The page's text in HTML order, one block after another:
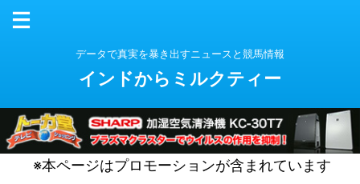
データで真実を暴き出すニュースと競馬情報
インドからミルクティー
※本ページはプロモーションが含まれています